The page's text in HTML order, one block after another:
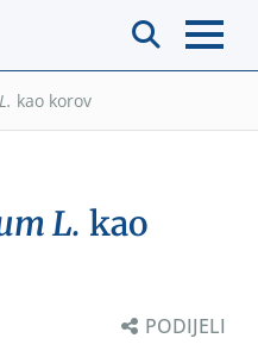
kao korov
L. kao
PODIJELI